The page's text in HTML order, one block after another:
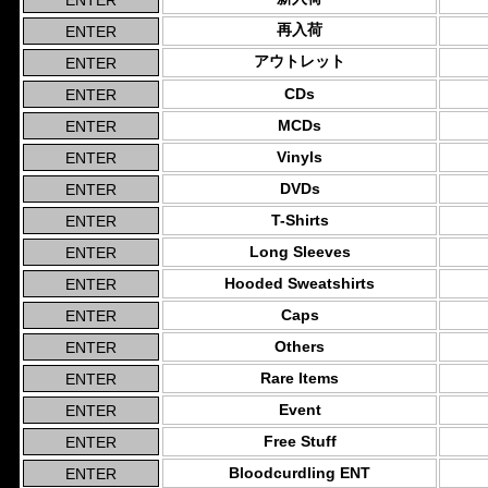
再入荷
アウトレット
CDs
MCDs
Vinyls
DVDs
T-Shirts
Long Sleeves
Hooded Sweatshirts
Caps
Others
Rare Items
Event
Free Stuff
Bloodcurdling ENT